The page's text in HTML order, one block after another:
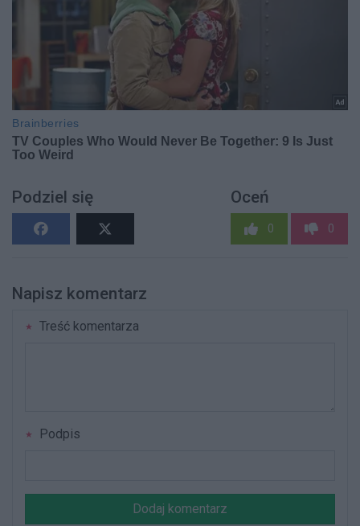
Podziel się Oceń
0 0
Napisz komentarz
Treść komentarza
Podpis
Dodaj komentarz